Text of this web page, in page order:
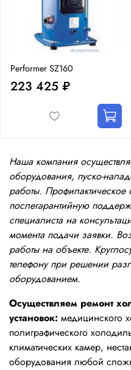
Performer SZ160
223 425 ₽
Наша компания
оборудования, пуско-
работы.
послегарантийную
специалиста на
момента подачи заявки.
работы на объекте.
телефону при решении
оборудованием.
Осуществляем ремонт
установок: медицинского
полиграфического
климатических камер,
оборудования любой